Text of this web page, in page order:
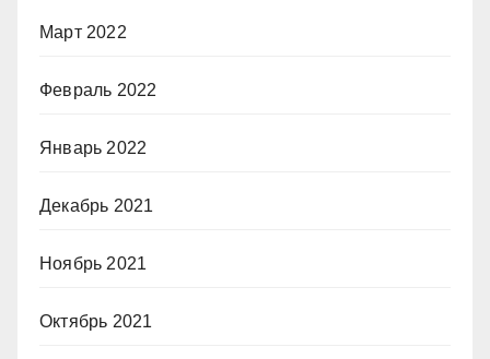
Март 2022
Февраль 2022
Январь 2022
Декабрь 2021
Ноябрь 2021
Октябрь 2021